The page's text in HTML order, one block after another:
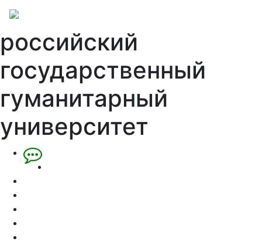
российский
государственный
гуманитарный
университет